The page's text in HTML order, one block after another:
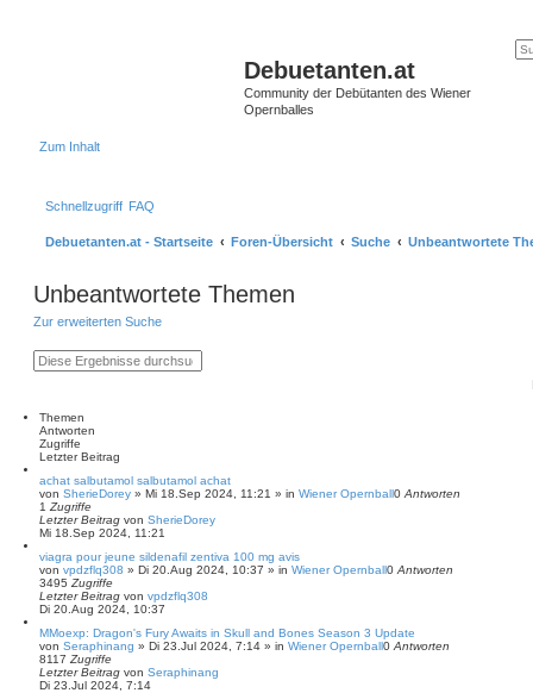
Debuetanten.at
Community der Debütanten des Wiener
Opernballes
Zum Inhalt
Schnellzugriff FAQ
Debuetanten.at - Startseite Foren-Übersicht Suche Unbeantwortete
Unbeantwortete Themen
Zur erweiterten Suche
S
u
E
r
S
Themen
Antworten
Zugriffe
Letzter Beitrag
achat salbutamol salbutamol achat
von SherieDorey » Mi 18.Sep 2024, 11:21 » in Wiener Opernball0 Antworten
1 Zugriffe
Letzter Beitrag von SherieDorey
Mi 18.Sep 2024, 11:21
viagra pour jeune sildenafil zentiva 100 mg avis
von vpdzflq308 » Di 20.Aug 2024, 10:37 » in Wiener Opernball0 Antworten
3495 Zugriffe
Letzter Beitrag von vpdzflq308
Di 20.Aug 2024, 10:37
MMoexp: Dragon's Fury Awaits in Skull and Bones Season 3 Update
von Seraphinang » Di 23.Jul 2024, 7:14 » in Wiener Opernball0 Antworten
8117 Zugriffe
Letzter Beitrag von Seraphinang
Di 23.Jul 2024, 7:14